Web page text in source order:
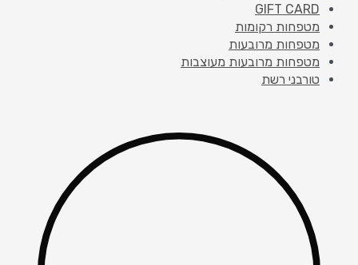
GIFT CARD
מטפחות רקומות
מטפחות מרובעות
מטפחות מרובעות מעוצבות
טורבני רשת